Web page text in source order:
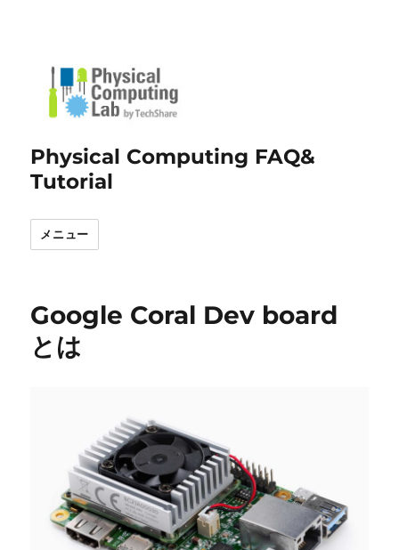
Physical Computing FAQ&
Tutorial
メニュー
Google Coral Dev board
とは